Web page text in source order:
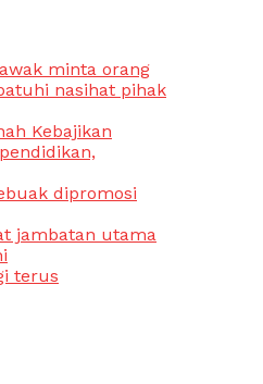
minta orang
nasihat pihak
Kebajikan
dipromosi
jambatan utama
terus